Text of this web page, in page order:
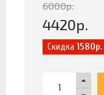
6000р.
4420р.
Скидка 1580р.